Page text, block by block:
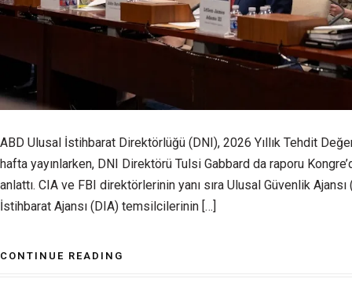
ABD Ulusal İstihbarat Direktörlüğü (DNI), 2026 Yıllık Tehdit
hafta yayınlarken, DNI Direktörü Tulsi Gabbard da raporu
anlattı. CIA ve FBI direktörlerinin yanı sıra Ulusal Güvenlik
İstihbarat Ajansı (DIA) temsilcilerinin […]
CONTINUE READING